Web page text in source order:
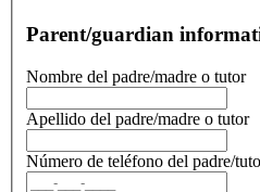
Parent/guardian
Nombre del padre/madre o tutor
Apellido del padre/madre o tutor
Número de teléfono del padre/